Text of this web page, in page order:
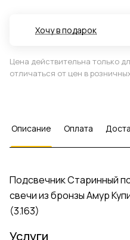
Хочу в подарок
Цена действительна только
отличаться от цен в
Описание Оплата
Подсвечник Старинный
свечи из бронзы Амур
(3.163)
Услуги